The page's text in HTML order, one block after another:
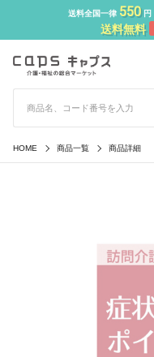
送料全国一律 550円
送料無料
HOME 商品一覧 商品詳細